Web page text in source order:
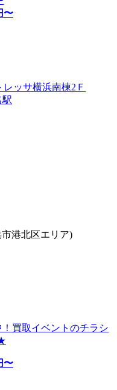
〜
ッサ横浜南棟2Ｆ
駅
港北区エリア)
！買取イベントのチラシ
〜